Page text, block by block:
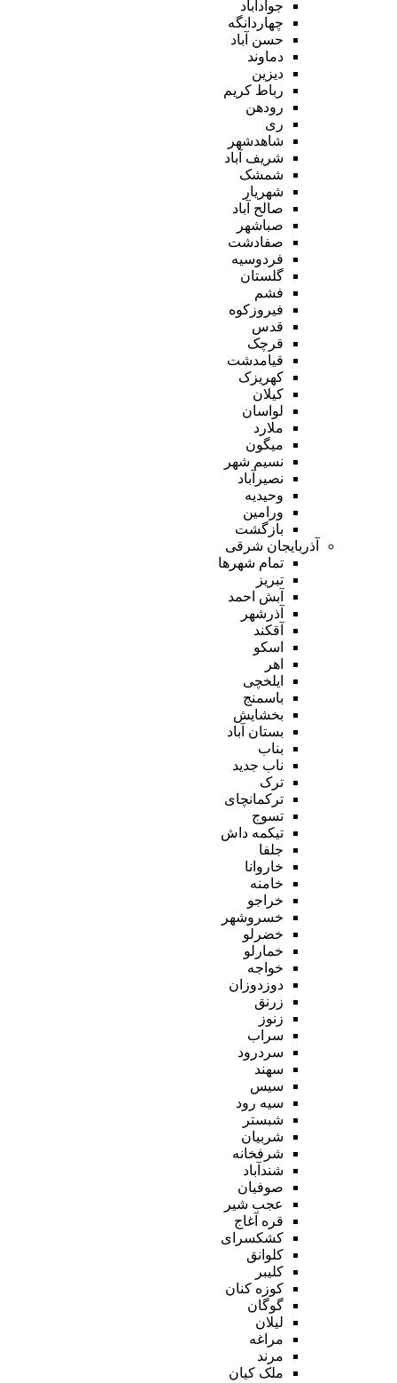
جوادآباد
چهاردانگه
حسن آباد
دماوند
دیزین
رباط کریم
رودهن
ری
شاهدشهر
شریف آباد
شمشک
شهریار
صالح آباد
صباشهر
صفادشت
فردوسیه
گلستان
فشم
فیروزکوه
قدس
قرچک
قیامدشت
کهریزک
کیلان
لواسان
ملارد
میگون
نسیم شهر
نصیرآباد
وحیدیه
ورامین
بازگشت
آذربایجان شرقی
تمام شهر‌ها
تبریز
آبش احمد
آذرشهر
آقکند
اسکو
اهر
ایلخچی
باسمنج
بخشایش
بستان آباد
بناب
ناب جدید
ترک
ترکمانچای
تسوج
تیکمه داش
جلفا
خاروانا
خامنه
خراجو
خسروشهر
خضرلو
خمارلو
خواجه
دوزدوزان
زرنق
زنوز
سراب
سردرود
سهند
سیس
سیه رود
شبستر
شربیان
شرفخانه
شندآباد
صوفیان
عجب شیر
قره آغاج
کشکسرای
کلوانق
کلیبر
کوزه کنان
گوگان
لیلان
مراغه
مرند
ملک کیان